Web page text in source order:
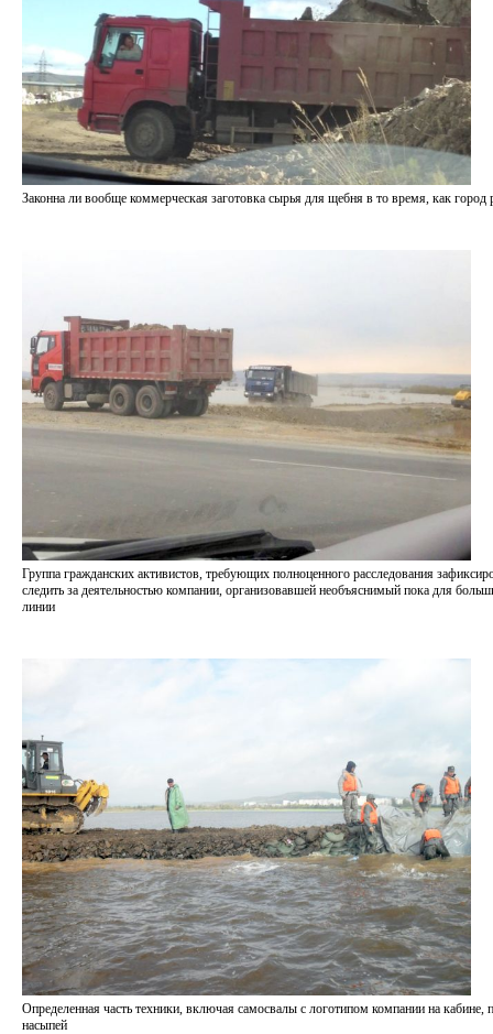
Законна ли вообще коммерческая заготовка сырья для щебня в то время, как город
Группа гражданских активистов, требующих полноценного расследования
следить за деятельностью компании, организовавшей необъяснимый пока для
линии
Определенная часть техники, включая самосвалы с логотипом компании на кабине,
насыпей